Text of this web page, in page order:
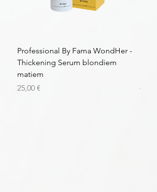
Professional By Fama WondHer -
Thickening Serum blondiem
matiem
Цена
25,00 €
Цена
43,56